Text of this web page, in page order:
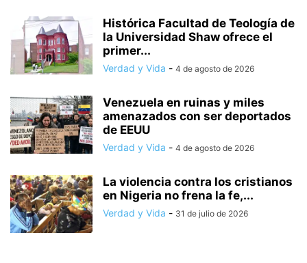
Histórica Facultad de Teología de
la Universidad Shaw ofrece el
primer...
Verdad y Vida - 4 de agosto de 2026
Venezuela en ruinas y miles
amenazados con ser deportados
de EEUU
Verdad y Vida - 4 de agosto de 2026
La violencia contra los cristianos
en Nigeria no frena la fe,...
Verdad y Vida - 31 de julio de 2026